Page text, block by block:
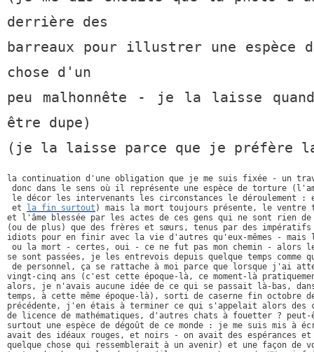
derrière des
barreaux pour illustrer une espèce
chose d'un
peu malhonnête - je la laisse quand
être dupe)
(je la laisse parce que je préfère
la continuation d'une obligation que je me suis fixée - un
donc dans le sens où il représente une espèce de torture
le décor les intervenants les circonstances le déroulement :
et
la fin surtout ) mais la mort toujours présente, le ventre
et l'âme blessée par les actes de ces gens qui ne sont rien
(ou de plus) que des frères et sœurs, tenus par des
idiots pour en finir avec la vie d'autres qu'eux-mêmes -
ou la mort - certes, oui - ce ne fut pas mon chemin - alors
se sont passées, je les entrevois depuis quelque temps comme
de personnel, ça se rattache à moi parce que lorsque j'ai
vingt-cinq ans (c'est cette époque-là, ce moment-là
alors, je n'avais aucune idée de ce qui se passait là-bas,
temps, à cette même époque-là), sorti de caserne fin octobre
précédente, j'en étais à terminer ce qui s'appelait alors
de licence de mathématiques, d'autres chats à fouetter ?
surtout une espèce de dégoût de ce monde : je me suis mis à
avait des idéaux rouges, et noirs - on avait des espérances
quelque chose qui ressemblerait à un avenir) et une façon de